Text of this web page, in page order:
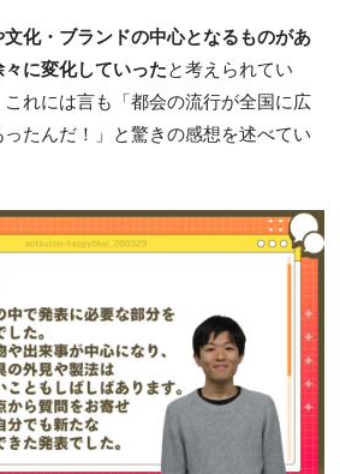
文化・ブランドの中心となるものがあ
に変化していったと考えられてい
れには言も「都会の流行が全国に広
たんだ！」と驚きの感想を述べてい